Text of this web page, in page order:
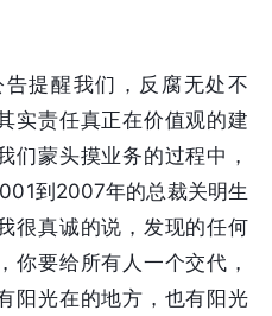
提醒我们，反腐无处不
实责任真正在价值观的建
们蒙头摸业务的过程中，
到2007年的总裁关明生
很真诚的说，发现的任何
你要给所有人一个交代，
阳光在的地方，也有阳光